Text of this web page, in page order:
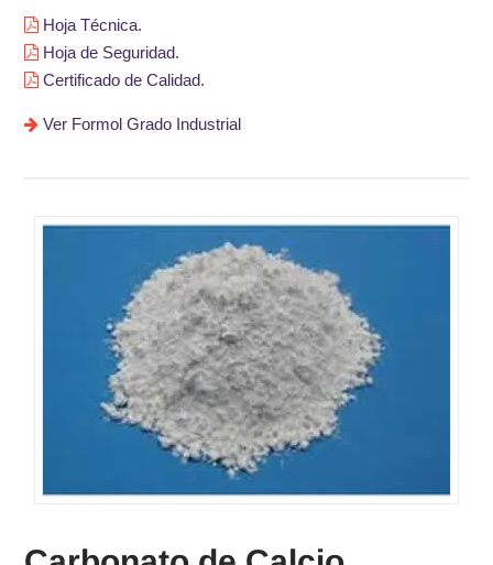
Hoja Técnica.
Hoja de Seguridad.
Certificado de Calidad.
Ver Formol Grado Industrial